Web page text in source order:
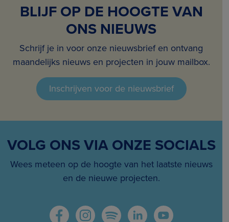
BLIJF OP DE HOOGTE VAN
ONS NIEUWS
Schrijf je in voor onze nieuwsbrief en ontvang
maandelijks nieuws en projecten in jouw mailbox.
Inschrijven voor de nieuwsbrief
VOLG ONS VIA ONZE SOCIALS
Wees meteen op de hoogte van het laatste nieuws
en de nieuwe projecten.